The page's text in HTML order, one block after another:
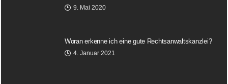
9. Mai 2020
Woran erkenne ich eine gute Rechtsanwaltskanzlei?
4. Januar 2021